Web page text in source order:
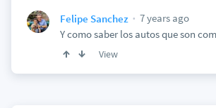
Felipe Sanchez
7 years ago
Y como saber los autos que son
View